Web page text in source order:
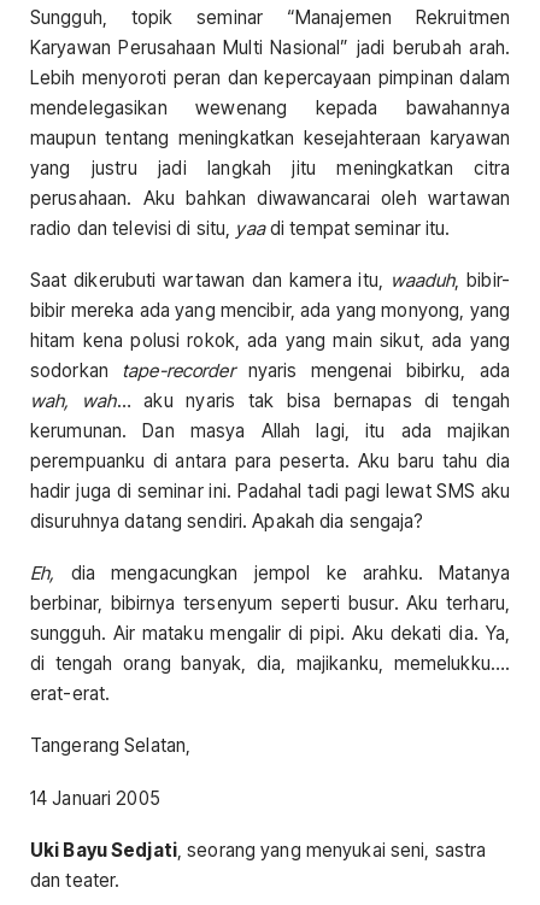
Sungguh, topik seminar “Manajemen Rekruitmen
Karyawan Perusahaan Multi Nasional” jadi berubah arah.
Lebih menyoroti peran dan kepercayaan pimpinan dalam
mendelegasikan wewenang kepada bawahannya
maupun tentang meningkatkan kesejahteraan karyawan
yang justru jadi langkah jitu meningkatkan citra
perusahaan. Aku bahkan diwawancarai oleh wartawan
radio dan televisi di situ, yaadi tempat seminar itu.
Saat dikerubuti wartawan dan kamera itu, waaduh, bibir-
bibir mereka ada yang mencibir, ada yang monyong, yang
hitam kena polusi rokok, ada yang main sikut, ada yang
sodorkan tape-recordernyaris mengenai bibirku, ada
wah, wah… aku nyaris tak bisa bernapas di tengah
kerumunan. Dan masya Allah lagi, itu ada majikan
perempuanku di antara para peserta. Aku baru tahu dia
hadir juga di seminar ini. Padahal tadi pagi lewat SMS aku
disuruhnya datang sendiri. Apakah dia sengaja?
Eh, dia mengacungkan jempol ke arahku. Matanya
berbinar, bibirnya tersenyum seperti busur. Aku terharu,
sungguh. Air mataku mengalir di pipi. Aku dekati dia. Ya,
di tengah orang banyak, dia, majikanku, memelukku….
erat-erat.
Tangerang Selatan,
14 Januari 2005
Uki Bayu Sedjati, seorang yang menyukai seni, sastra
dan teater.